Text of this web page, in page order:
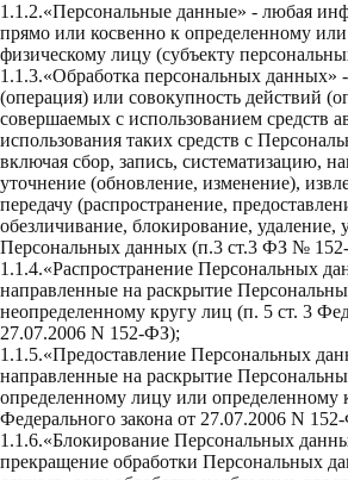
1.1.2.«Персональные данные» - любая
прямо или косвенно к определенному
физическому лицу (субъекту
1.1.3.«Обработка персональных данных»
(операция) или совокупность действий
совершаемых с использованием средств
использования таких средств с
включая сбор, запись, систематизацию,
уточнение (обновление, изменение),
передачу (распространение,
обезличивание, блокирование, удаление,
Персональных данных (п.3 ст.3 ФЗ №
1.1.4.«Распространение Персональных
направленные на раскрытие
неопределенному кругу лиц (п. 5 ст. 3
27.07.2006 N 152-ФЗ);
1.1.5.«Предоставление Персональных
направленные на раскрытие
определенному лицу или определенному
Федерального закона от 27.07.2006 N
1.1.6.«Блокирование Персональных
прекращение обработки Персональных